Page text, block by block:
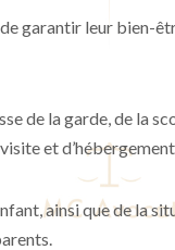
garantir leur bien-
de la garde, de la
et
ainsi que de la